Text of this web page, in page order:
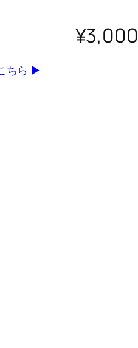
¥3,000
ちら ▶︎